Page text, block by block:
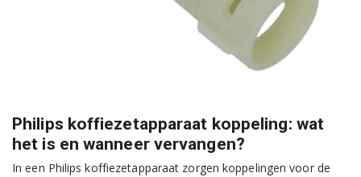
Philips koffiezetapparaat koppeling: wat
het is en wanneer vervangen?
In een Philips koffiezetapparaat zorgen koppelingen voor de